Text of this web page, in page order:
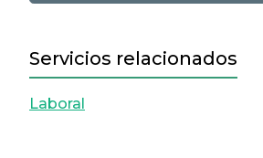
Servicios relacionados
Laboral